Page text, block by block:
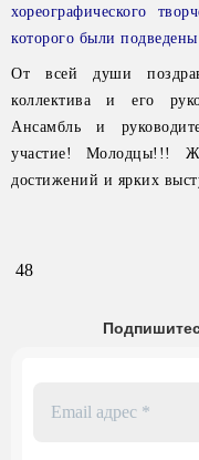
хореографического
которого были
От всей души
коллектива и его
Ансамбль и
участие! Молодцы!!!
достижений и ярких
48